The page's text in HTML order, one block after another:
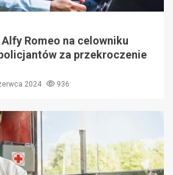
Romeo na celowniku
za przekroczenie
2024 936